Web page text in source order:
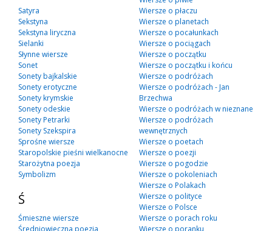
Satyra
Sekstyna
Sekstyna liryczna
Sielanki
Słynne wiersze
Sonet
Sonety bajkalskie
Sonety erotyczne
Sonety krymskie
Sonety odeskie
Sonety Petrarki
Sonety Szekspira
Sprośne wiersze
Staropolskie pieśni wielkanocne
Starożytna poezja
Symbolizm
Ś
Śmieszne wiersze
Średniowieczna poezja
Wiersze o płaczu
Wiersze o planetach
Wiersze o pocałunkach
Wiersze o pociągach
Wiersze o początku
Wiersze o początku i końcu
Wiersze o podróżach
Wiersze o podróżach - Jan
Brzechwa
Wiersze o podróżach w nieznane
Wiersze o podróżach
wewnętrznych
Wiersze o poetach
Wiersze o poezji
Wiersze o pogodzie
Wiersze o pokoleniach
Wiersze o Polakach
Wiersze o polityce
Wiersze o Polsce
Wiersze o porach roku
Wiersze o poranku